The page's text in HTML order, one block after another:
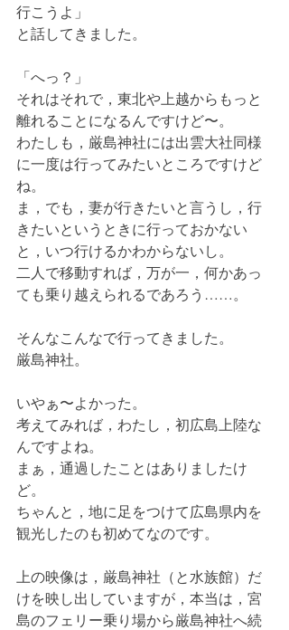
行こうよ」
と話してきました。
「へっ？」
それはそれで，東北や上越からもっと
離れることになるんですけど〜。
わたしも，厳島神社には出雲大社同様
に一度は行ってみたいところですけど
ね。
ま，でも，妻が行きたいと言うし，行
きたいというときに行っておかない
と，いつ行けるかわからないし。
二人で移動すれば，万が一，何かあっ
ても乗り越えられるであろう……。
そんなこんなで行ってきました。
厳島神社。
いやぁ〜よかった。
考えてみれば，わたし，初広島上陸な
んですよね。
まぁ，通過したことはありましたけ
ど。
ちゃんと，地に足をつけて広島県内を
観光したのも初めてなのです。
上の映像は，厳島神社（と水族館）だ
けを映し出していますが，本当は，宮
島のフェリー乗り場から厳島神社へ続